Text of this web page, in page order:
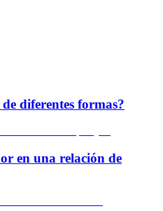
diferentes formas?
en una relación de